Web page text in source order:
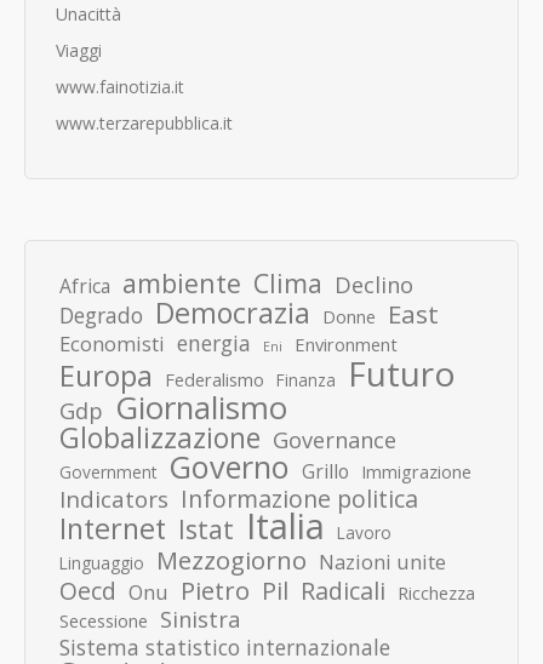
Unacittà
Viaggi
www.fainotizia.it
www.terzarepubblica.it
Africa ambiente Clima Declino
Degrado Democrazia Donne East
Economisti energia Eni Environment
Europa Federalismo Finanza Futuro
Gdp Giornalismo
Globalizzazione Governance
Government Governo Grillo Immigrazione
Indicators Informazione politica
Internet Istat Italia
Lavoro
Linguaggio
Mezzogiorno Nazioni unite
Oecd Onu Pietro Pil Radicali Ricchezza
Secessione Sinistra
Sistema statistico internazionale